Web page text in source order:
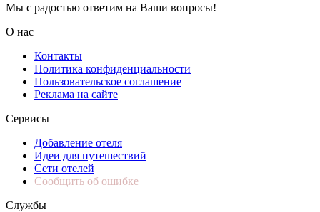
Мы с радостью ответим на Ваши вопросы!
О нас
Контакты
Политика конфиденциальности
Пользовательское соглашение
Реклама на сайте
Сервисы
Добавление отеля
Идеи для путешествий
Сети отелей
Сообщить об ошибке
Службы